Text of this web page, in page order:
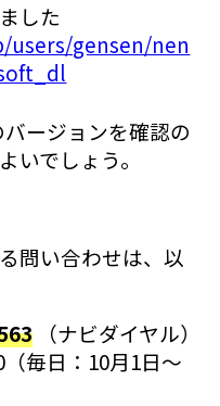
した
gensen/nen
ージョンを確認の
いでしょう。
問い合わせは、以
（ナビダイヤル）
毎日：10月1日～